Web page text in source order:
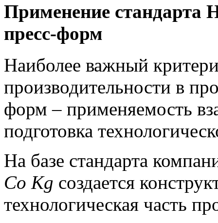
Применение стандарта
пресс-форм
Наиболее важный
производительности в
форм – применяемость
подготовка
На базе стандарта
Co Kg создается
технологическая часть